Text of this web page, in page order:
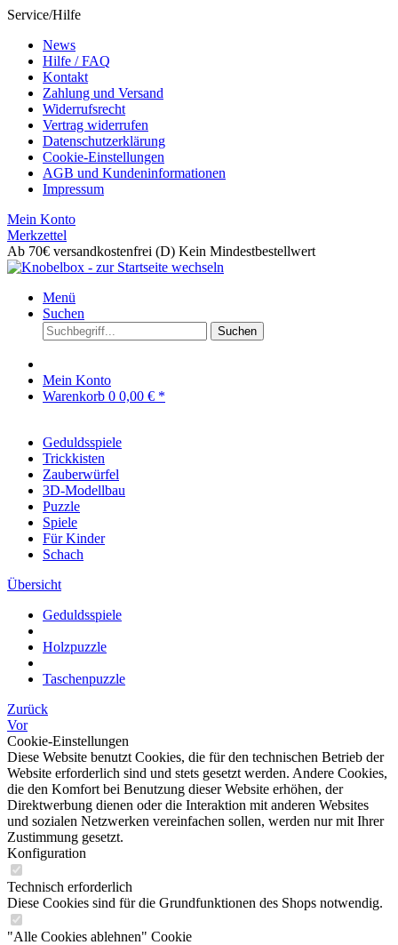
Service/Hilfe
News
Hilfe / FAQ
Kontakt
Zahlung und Versand
Widerrufsrecht
Vertrag widerrufen
Datenschutzerklärung
Cookie-Einstellungen
AGB und Kundeninformationen
Impressum
Mein Konto
Merkzettel
Ab 70€ versandkostenfrei (D) Kein Mindestbestellwert
Menü
Suchen
Suchen
Mein Konto
Warenkorb 0 0,00 € *
Geduldsspiele
Trickkisten
Zauberwürfel
3D-Modellbau
Puzzle
Spiele
Für Kinder
Schach
Übersicht
Geduldsspiele
Holzpuzzle
Taschenpuzzle
Zurück
Vor
Cookie-Einstellungen
Diese Website benutzt Cookies, die für den technischen Betrieb der
Website erforderlich sind und stets gesetzt werden. Andere Cookies,
die den Komfort bei Benutzung dieser Website erhöhen, der
Direktwerbung dienen oder die Interaktion mit anderen Websites
und sozialen Netzwerken vereinfachen sollen, werden nur mit Ihrer
Zustimmung gesetzt.
Konfiguration
Technisch erforderlich
Diese Cookies sind für die Grundfunktionen des Shops notwendig.
"Alle Cookies ablehnen" Cookie